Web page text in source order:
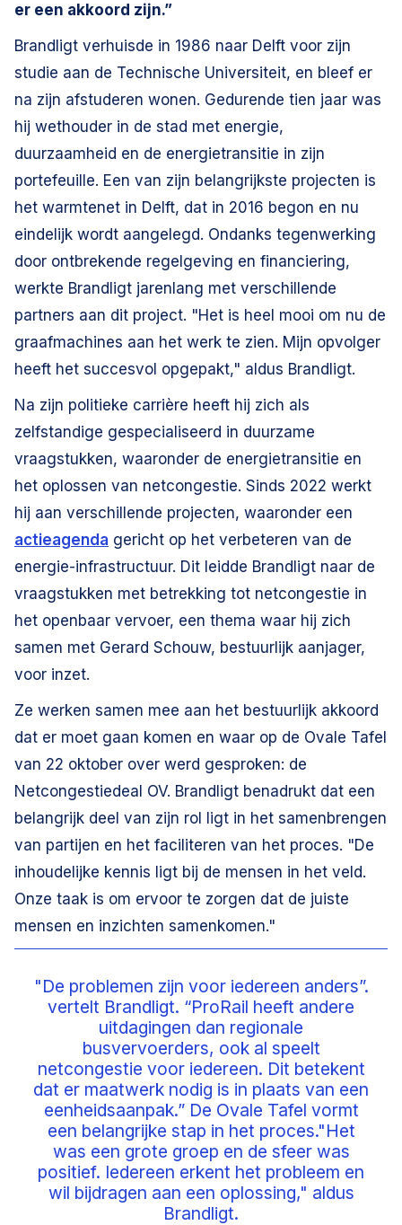
er een akkoord zijn.”
Brandligt verhuisde in 1986 naar Delft voor zijn
studie aan de Technische Universiteit, en bleef er
na zijn afstuderen wonen. Gedurende tien jaar was
hij wethouder in de stad met energie,
duurzaamheid en de energietransitie in zijn
portefeuille. Een van zijn belangrijkste projecten is
het warmtenet in Delft, dat in 2016 begon en nu
eindelijk wordt aangelegd. Ondanks tegenwerking
door ontbrekende regelgeving en financiering,
werkte Brandligt jarenlang met verschillende
partners aan dit project. "Het is heel mooi om nu de
graafmachines aan het werk te zien. Mijn opvolger
heeft het succesvol opgepakt," aldus Brandligt.
Na zijn politieke carrière heeft hij zich als
zelfstandige gespecialiseerd in duurzame
vraagstukken, waaronder de energietransitie en
het oplossen van netcongestie. Sinds 2022 werkt
hij aan verschillende projecten, waaronder een
actieagenda gericht op het verbeteren van de
energie-infrastructuur. Dit leidde Brandligt naar de
vraagstukken met betrekking tot netcongestie in
het openbaar vervoer, een thema waar hij zich
samen met Gerard Schouw, bestuurlijk aanjager,
voor inzet.
Ze werken samen mee aan het bestuurlijk akkoord
dat er moet gaan komen en waar op de Ovale Tafel
van 22 oktober over werd gesproken: de
Netcongestiedeal OV. Brandligt benadrukt dat een
belangrijk deel van zijn rol ligt in het samenbrengen
van partijen en het faciliteren van het proces. "De
inhoudelijke kennis ligt bij de mensen in het veld.
Onze taak is om ervoor te zorgen dat de juiste
mensen en inzichten samenkomen."
"De problemen zijn voor iedereen anders”.
vertelt Brandligt. “ProRail heeft andere
uitdagingen dan regionale
busvervoerders, ook al speelt
netcongestie voor iedereen. Dit betekent
dat er maatwerk nodig is in plaats van een
eenheidsaanpak.” De Ovale Tafel vormt
een belangrijke stap in het proces."Het
was een grote groep en de sfeer was
positief. Iedereen erkent het probleem en
wil bijdragen aan een oplossing," aldus
Brandligt.